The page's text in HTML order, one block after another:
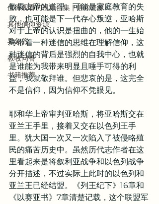
值得观看的视频合集 | 信仰资源
其他信仰资源
异象谷
教牧问答
书籍推荐
敬畏上帝的道理。可能是家庭教育的失
败，也可能是下一代存心叛逆，亚哈斯
对于上帝的认识是扭曲的，他的一生始
终带着一种迷信的思维在理解信仰，这
种迷信的背后是强烈的自我中心，也就
是谁能为我带来明显且唾手可得的利
益，我就敬拜谁。但悲哀的是，这完全
不是信仰，因为信仰不凭眼见。
耶和华上帝审判亚哈斯，将亚哈斯交在
亚兰王手里，接着又交在以色列王手
里。犹大国一次又一次陷入了被侵略殖
民的痛苦历史中。虽然历代志作者在这
里看起来是将叙利亚战争和以色列战争
分开描述，不过实际上此时的以色列和
亚兰王已经结盟。《列王纪下》16章和
《以赛亚书》7章清楚记载，这个联盟军